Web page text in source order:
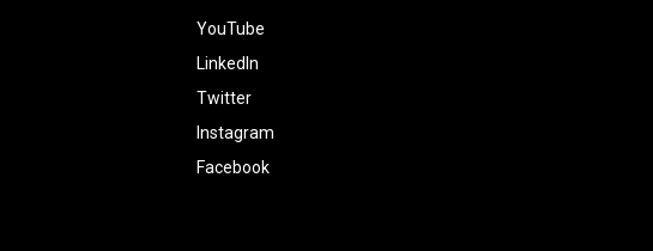
YouTube
LinkedIn
Twitter
Instagram
Facebook